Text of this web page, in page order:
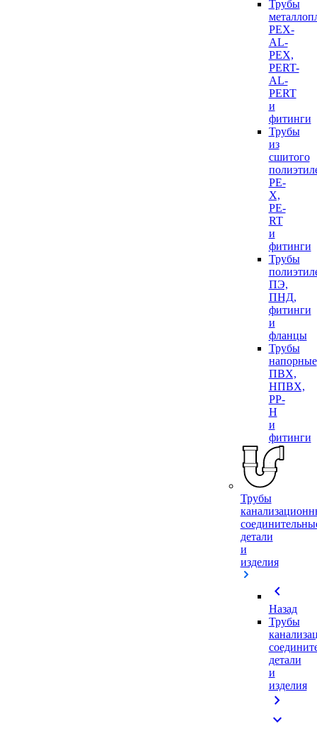
Трубы
PEX-
AL-
PEX,
PERT-
AL-
PERT
и
фитинги
Трубы
из
сшитого
PE-
X,
PE-
RT
и
фитинги
Трубы
ПЭ,
ПНД,
фитинги
и
фланцы
Трубы
напорные
ПВХ,
НПВХ,
PP-
H
и
фитинги
Трубы
детали
и
изделия
chevron_left
Назад
Трубы
детали
и
изделия
chevron_right
expand_more